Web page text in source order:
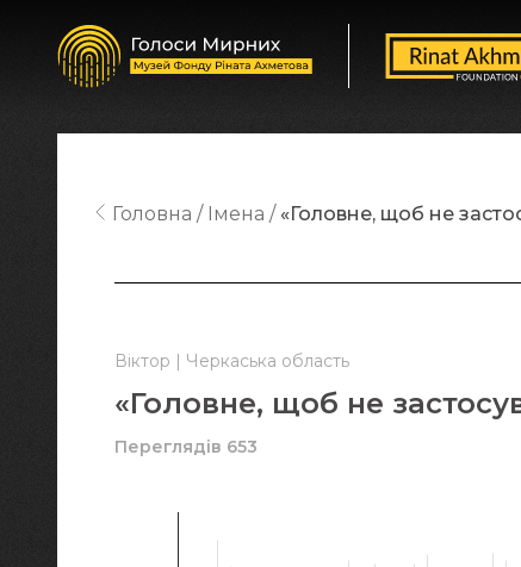
Віктор | Черкаська область
«Головне, щоб не
Переглядів 653
Головна Імена «Головне, щоб не